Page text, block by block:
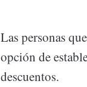
Las personas
opción de
descuentos.